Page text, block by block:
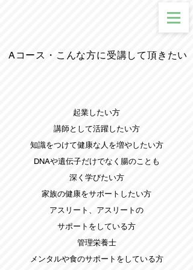
​Aコース・こんな方に受講して頂きたい
起業したい方
講師として活躍したい方
知識をつけて健康な人を増やしたい方
DNAや遺伝子だけでなく腸のことも
深く学びたい方
家族の健康をサポートしたい方
アスリート、アスリートの
サポートをしている方
管理栄養士
メンタルや食のサポートをしている方